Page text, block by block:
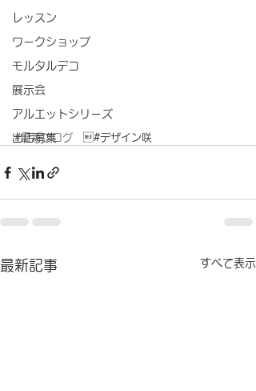
レッスン
ワークショップ
モルタルデコ
展示会
アルエットシリーズ
出店募集
#最新ブログ #デザイン咲
最新記事 すべて表示